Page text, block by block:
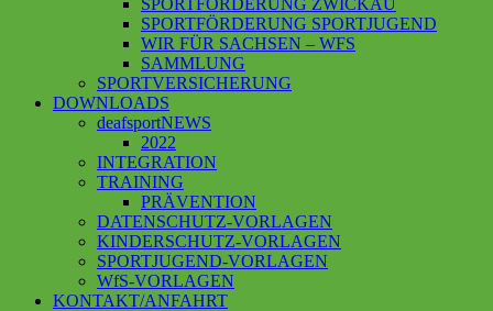
SPORTFÖRDERUNG ZWICKAU
SPORTFÖRDERUNG SPORTJUGEND
WIR FÜR SACHSEN – WFS
SAMMLUNG
SPORTVERSICHERUNG
DOWNLOADS
deafsportNEWS
2022
INTEGRATION
TRAINING
PRÄVENTION
DATENSCHUTZ-VORLAGEN
KINDERSCHUTZ-VORLAGEN
SPORTJUGEND-VORLAGEN
WfS-VORLAGEN
KONTAKT/ANFAHRT